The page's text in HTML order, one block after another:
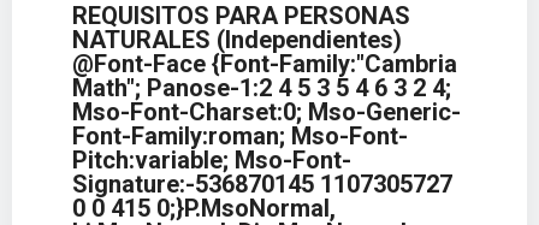
REQUISITOS PARA PERSONAS
NATURALES (Independientes)
@font-Face {font-Family:"Cambria
Math"; Panose-1:2 4 5 3 5 4 6 3 2 4;
Mso-Font-Charset:0; Mso-Generic-
Font-Family:roman; Mso-Font-
Pitch:variable; Mso-Font-
Signature:-536870145 1107305727
0 0 415 0;}p.MsoNormal,